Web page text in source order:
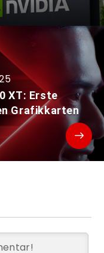
XT: Erste
Grafikkarten